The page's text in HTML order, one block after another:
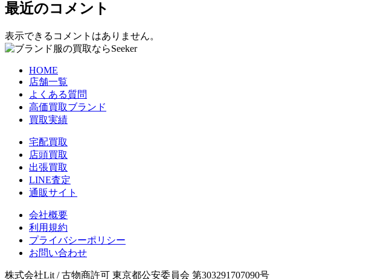
最近のコメント
表示できるコメントはありません。
HOME
店舗一覧
よくある質問
高価買取ブランド
買取実績
宅配買取
店頭買取
出張買取
LINE査定
通販サイト
会社概要
利用規約
プライバシーポリシー
お問い合わせ
株式会社Lit / 古物商許可 東京都公安委員会 第303291707090号